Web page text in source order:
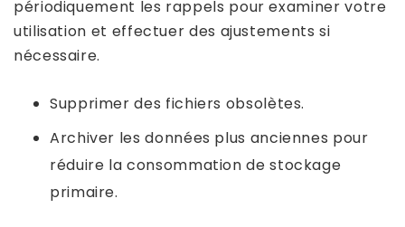
périodiquement les rappels pour examiner votre
utilisation et effectuer des ajustements si
nécessaire.
Supprimer des fichiers obsolètes.
Archiver les données plus anciennes pour
réduire la consommation de stockage
primaire.